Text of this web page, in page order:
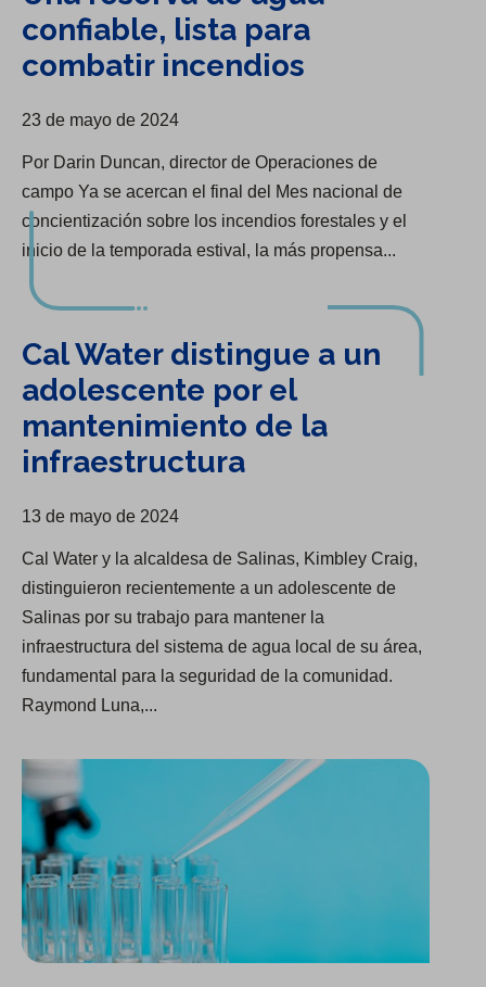
confiable, lista para
combatir incendios
23 de mayo de 2024
Por Darin Duncan, director de Operaciones de
campo Ya se acercan el final del Mes nacional de
concientización sobre los incendios forestales y el
inicio de la temporada estival, la más propensa...
Cal Water distingue a un
adolescente por el
mantenimiento de la
infraestructura
13 de mayo de 2024
Cal Water y la alcaldesa de Salinas, Kimbley Craig,
distinguieron recientemente a un adolescente de
Salinas por su trabajo para mantener la
infraestructura del sistema de agua local de su área,
fundamental para la seguridad de la comunidad.
Raymond Luna,...
Cal Water cumplirá la nueva norma estatal para cromo 6